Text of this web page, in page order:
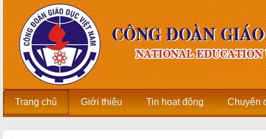
Trang chủ Giới thiệu Tin hoạt động Chuyên